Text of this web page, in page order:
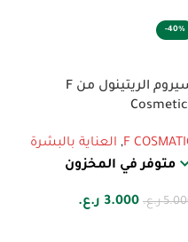
-40%
سيروم الريتينول من F
F
, العناية بالبشرة
متوفر في المخزون
ر.ع. 3.000 ر.ع.